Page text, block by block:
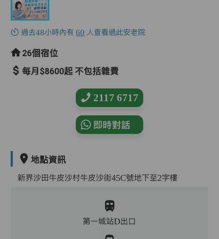
過去48小時內有60 人查看過此安老院
26個宿位
每月$8600起 不包括雜費
2117 6717
即時對話
地點資訊
新界沙田牛皮沙村牛皮沙街45C號地下至2字樓
第一城站D出口